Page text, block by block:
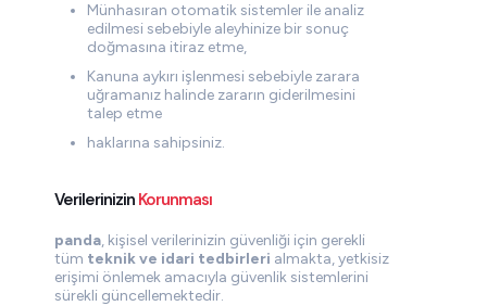
Münhasıran otomatik sistemler ile analiz
edilmesi sebebiyle aleyhinize bir sonuç
doğmasına itiraz etme,
Kanuna aykırı işlenmesi sebebiyle zarara
uğramanız halinde zararın giderilmesini
talep etme
haklarına sahipsiniz.
Verilerinizin Korunması
panda, kişisel verilerinizin güvenliği için gerekli
tüm teknik ve idari tedbirleri almakta, yetkisiz
erişimi önlemek amacıyla güvenlik sistemlerini
sürekli güncellemektedir.